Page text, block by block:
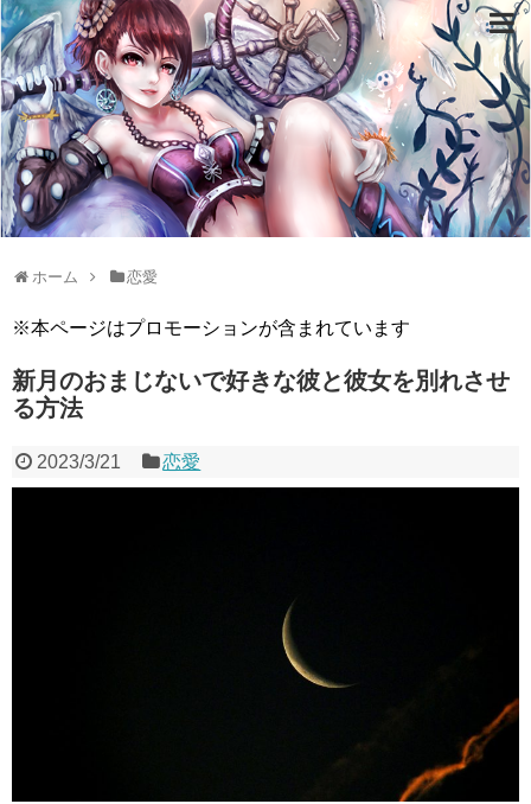
ホーム 恋愛
※本ページはプロモーションが含まれています
新月のおまじないで好きな彼と彼女を別れさせ
る方法
2023/3/21 恋愛